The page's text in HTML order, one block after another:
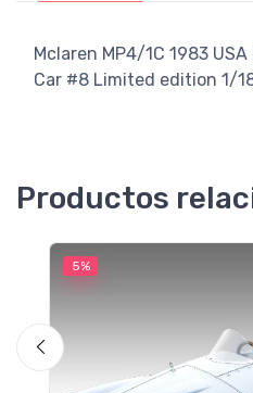
Mclaren MP4/1C 1983
Car #8 Limited edition 1/
Productos
5%